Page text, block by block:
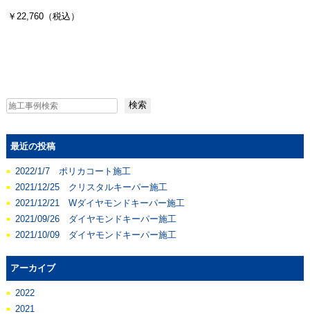
￥22,760（税込）
検索
最近の投稿
2022/1/7 ポリカコート施工
2021/12/25 クリスタルキーパー施工
2021/12/21 Wダイヤモンドキーパー施工
2021/09/26 ダイヤモンドキーパー施工
2021/10/09 ダイヤモンドキーパー施工
アーカイブ
2022
2021